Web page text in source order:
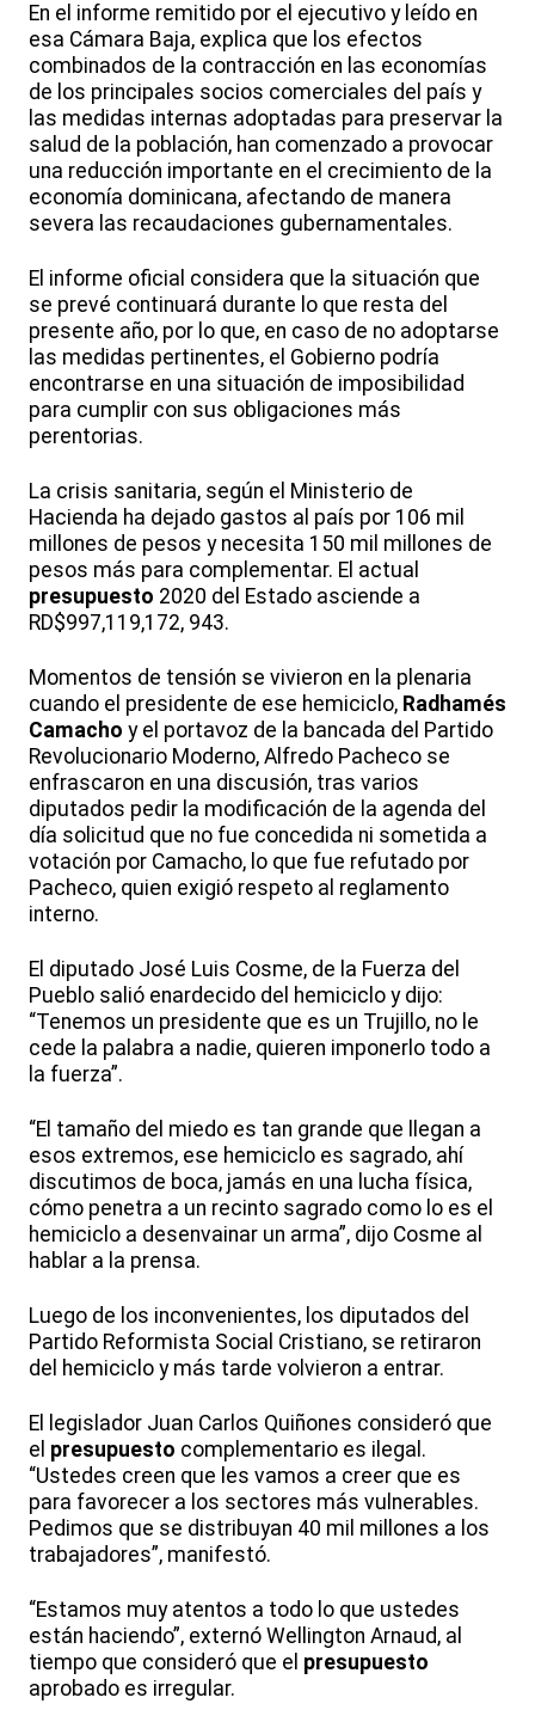
En el informe remitido por el ejecutivo y leído en
esa Cámara Baja, explica que los efectos
combinados de la contracción en las economías
de los principales socios comerciales del país y
las medidas internas adoptadas para preservar la
salud de la población, han comenzado a provocar
una reducción importante en el crecimiento de la
economía dominicana, afectando de manera
severa las recaudaciones gubernamentales.
El informe oficial considera que la situación que
se prevé continuará durante lo que resta del
presente año, por lo que, en caso de no adoptarse
las medidas pertinentes, el Gobierno podría
encontrarse en una situación de imposibilidad
para cumplir con sus obligaciones más
perentorias.
La crisis sanitaria, según el Ministerio de
Hacienda ha dejado gastos al país por 106 mil
millones de pesos y necesita 150 mil millones de
pesos más para complementar. El actual
presupuesto 2020 del Estado asciende a
RD$997,119,172, 943.
Momentos de tensión se vivieron en la plenaria
cuando el presidente de ese hemiciclo, Radhamés
Camacho y el portavoz de la bancada del Partido
Revolucionario Moderno, Alfredo Pacheco se
enfrascaron en una discusión, tras varios
diputados pedir la modificación de la agenda del
día solicitud que no fue concedida ni sometida a
votación por Camacho, lo que fue refutado por
Pacheco, quien exigió respeto al reglamento
interno.
El diputado José Luis Cosme, de la Fuerza del
Pueblo salió enardecido del hemiciclo y dijo:
“Tenemos un presidente que es un Trujillo, no le
cede la palabra a nadie, quieren imponerlo todo a
la fuerza”.
“El tamaño del miedo es tan grande que llegan a
esos extremos, ese hemiciclo es sagrado, ahí
discutimos de boca, jamás en una lucha física,
cómo penetra a un recinto sagrado como lo es el
hemiciclo a desenvainar un arma”, dijo Cosme al
hablar a la prensa.
Luego de los inconvenientes, los diputados del
Partido Reformista Social Cristiano, se retiraron
del hemiciclo y más tarde volvieron a entrar.
El legislador Juan Carlos Quiñones consideró que
el presupuesto complementario es ilegal.
“Ustedes creen que les vamos a creer que es
para favorecer a los sectores más vulnerables.
Pedimos que se distribuyan 40 mil millones a los
trabajadores”, manifestó.
“Estamos muy atentos a todo lo que ustedes
están haciendo”, externó Wellington Arnaud, al
tiempo que consideró que el presupuesto
aprobado es irregular.